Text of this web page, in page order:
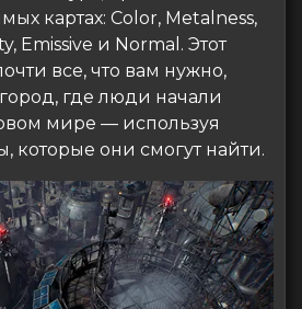
картах: Color, Metalness,
Emissive и Normal. Этот
все, что вам нужно,
где люди начали
мире — используя
которые они смогут найти.